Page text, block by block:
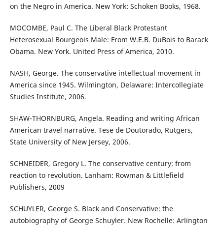
on the Negro in America. New York: Schoken Books, 1968.
MOCOMBE, Paul C. The Liberal Black Protestant
Heterosexual Bourgeois Male: From W.E.B. DuBois to Barack
Obama. New York. United Press of America, 2010.
NASH, George. The conservative intellectual movement in
America since 1945. Wilmington, Delaware: Intercollegiate
Studies Institute, 2006.
SHAW-THORNBURG, Angela. Reading and writing African
American travel narrative. Tese de Doutorado, Rutgers,
State University of New Jersey, 2006.
SCHNEIDER, Gregory L. The conservative century: from
reaction to revolution. Lanham: Rowman & Littlefield
Publishers, 2009
SCHUYLER, George S. Black and Conservative: the
autobiography of George Schuyler. New Rochelle: Arlington